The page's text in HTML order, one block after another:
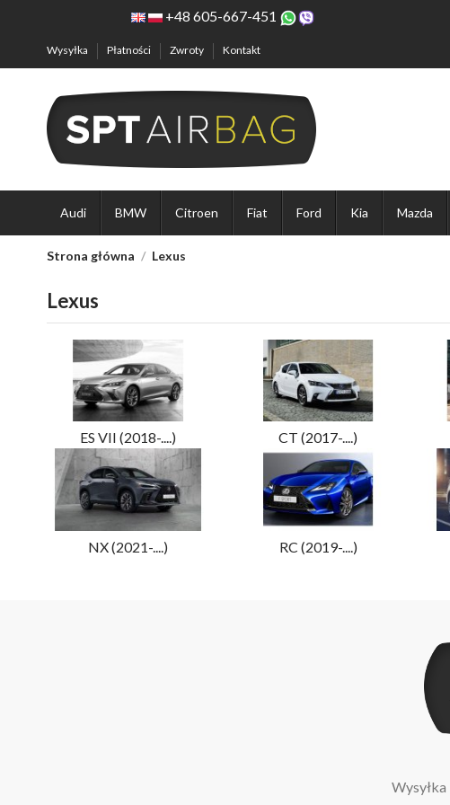
+48 605-667-451
Wysyłka Płatności Zwroty Kontakt
Audi BMW Citroen Fiat Ford Kia Mazda
Strona główna Lexus
Lexus
ES VII (2018-....) CT (2017-....)
NX (2021-....) RC (2019-....)
Wysyłka